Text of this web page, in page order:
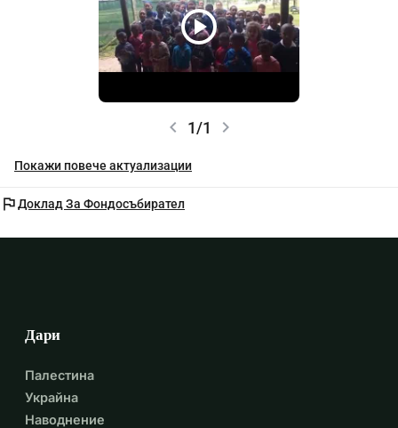
play_circle
chevron_left 1/1 chevron_right
Покажи повече актуализации
flagДоклад За Фондосъбирател
Дари
Палестина
Украйна
Наводнение